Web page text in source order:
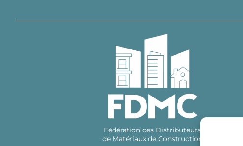
Fédération des Distributeurs
de Matériaux de Construction